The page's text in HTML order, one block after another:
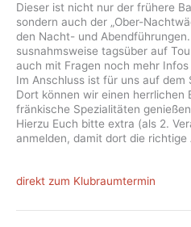
Dieser ist nicht nur der frühere
sondern auch der „Ober-
den Nacht- und
susnahmsweise tagsüber auf
auch mit Fragen noch mehr
Im Anschluss ist für uns auf dem
Dort können wir einen herrlichen
fränkische Spezialitäten
Hierzu Euch bitte extra (als 2.
anmelden, damit dort die
direkt zum Klubraumtermin